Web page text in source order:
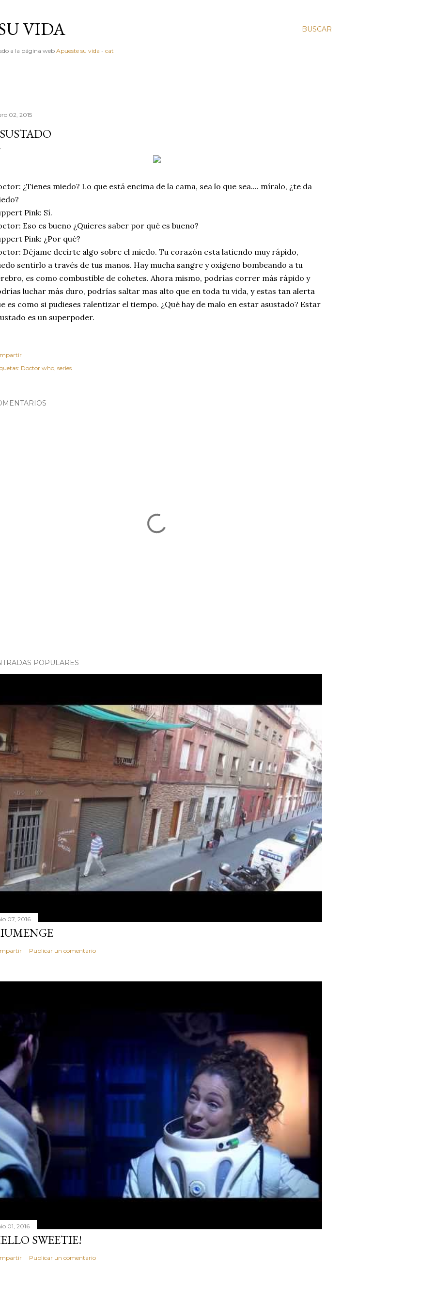
BUSCAR
VIDA
a la página web Apueste su vida - cat
02, 2015
¿Tienes miedo? Lo que está encima de la cama, sea lo que sea.... míralo, ¿te da
Pink: Sí.
Eso es bueno ¿Quieres saber por qué es bueno?
Pink: ¿Por qué?
Déjame decirte algo sobre el miedo. Tu corazón esta latiendo muy rápido,
sentirlo a través de tus manos. Hay mucha sangre y oxígeno bombeando a tu
es como combustible de cohetes. Ahora mismo, podrías correr más rápido y
luchar más duro, podrías saltar mas alto que en toda tu vida, y estas tan alerta
es como si pudieses ralentizar el tiempo. ¿Qué hay de malo en estar asustado? Estar
es un superpoder.
Doctor who series
POPULARES
07, 2016
Publicar un comentario
01, 2016
SWEETIE!
Publicar un comentario